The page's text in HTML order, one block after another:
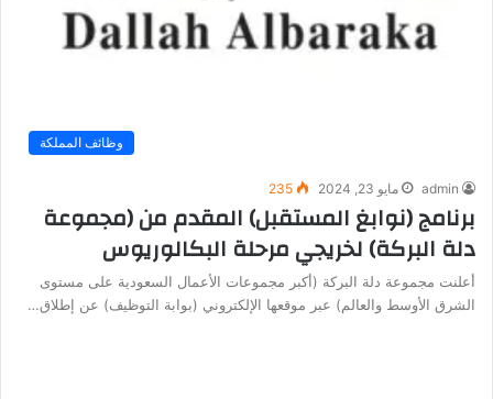
وظائف المملكة
admin مايو 23, 2024 235
برنامج (نوابغ المستقبل) المقدم من (مجموعة
دلة البركة) لخريجي مرحلة البكالوريوس
أعلنت مجموعة دلة البركة (أكبر مجموعات الأعمال السعودية على مستوى
الشرق الأوسط والعالم) عبر موقعها الإلكتروني (بوابة التوظيف) عن إطلاق…